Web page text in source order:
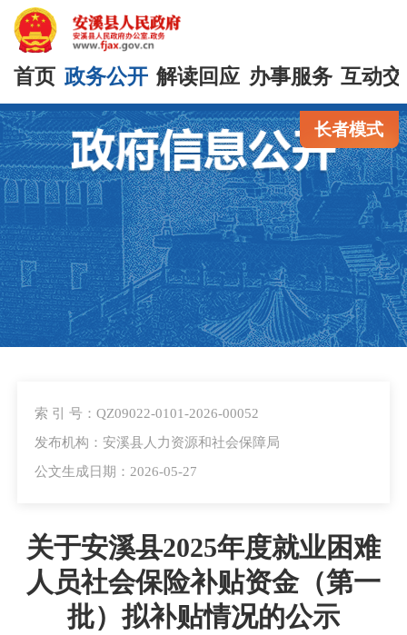
首页 政务公开 解读回应 办事服务 互动
长者模式
索 引 号：QZ09022-0101-2026-00052
发布机构：安溪县人力资源和社会保障局
公文生成日期：2026-05-27
关于安溪县2025年度就业困难
人员社会保险补贴资金（第一
批）拟补贴情况的公示